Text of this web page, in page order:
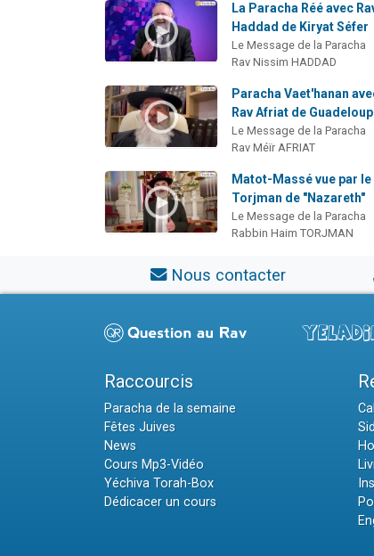
La Paracha Réé avec
Haddad de Kiryat Séfer
Le Message de la Paracha
Rav Nissim HADDAD
Paracha Vaet'hanan
Rav Afriat de
Le Message de la Paracha
Rav Méïr AFRIAT
Matot-Massé vue par le
Torjman de "Nazareth"
Le Message de la Paracha
Rabbin Haim TORJMAN
Nous contacter
Raccourcis
Paracha de la semaine
Fêtes Juives
News
Cours Mp3-Vidéo
Yéchiva Torah-Box
Dédicacer un cours